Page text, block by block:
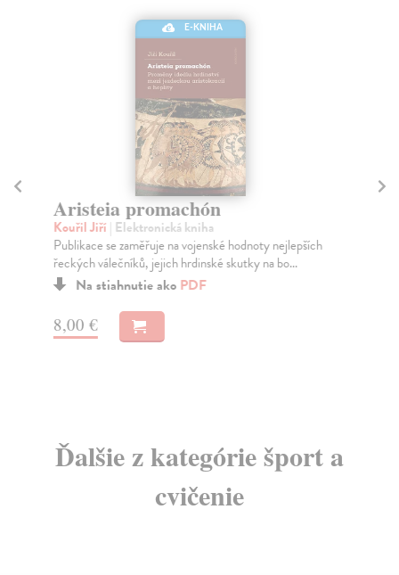
E-KNIHA
Aristeia promachón
Kouřil Jiří | Elektronická kniha
Publikace se zaměřuje na vojenské hodnoty nejlepších
řeckých válečníků, jejich hrdinské skutky na bo...
Na stiahnutie ako PDF
8,00 €
Ďalšie z kategórie šport a
cvičenie